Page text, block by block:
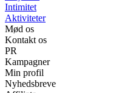
Intimitet
Aktiviteter
Mød os
Kontakt os
PR
Kampagner
Min profil
Nyhedsbreve